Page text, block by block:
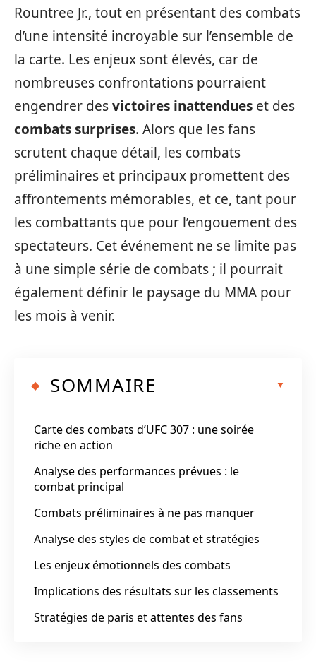
Rountree Jr., tout en présentant des combats
d’une intensité incroyable sur l’ensemble de
la carte. Les enjeux sont élevés, car de
nombreuses confrontations pourraient
engendrer desvictoires inattendues et des
combats surprises. Alors que les fans
scrutent chaque détail, les combats
préliminaires et principaux promettent des
affrontements mémorables, et ce, tant pour
les combattants que pour l’engouement des
spectateurs. Cet événement ne se limite pas
à une simple série de combats ; il pourrait
également définir le paysage du MMA pour
les mois à venir.
SOMMAIRE
Carte des combats d’UFC 307 : une soirée
riche en action
Analyse des performances prévues : le
combat principal
Combats préliminaires à ne pas manquer
Analyse des styles de combat et stratégies
Les enjeux émotionnels des combats
Implications des résultats sur les classements
Stratégies de paris et attentes des fans